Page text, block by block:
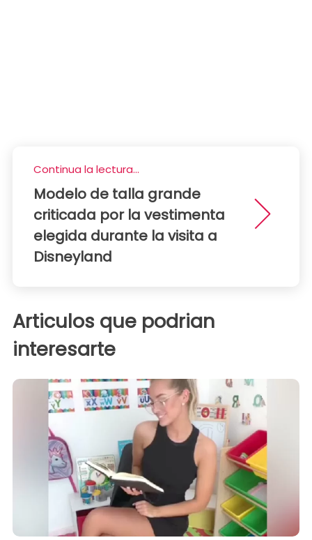
Continua la lectura...
Modelo de talla grande
criticada por la vestimenta
elegida durante la visita a
Disneyland
Articulos que podrian
interesarte